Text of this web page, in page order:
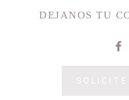
DEJANOS TU